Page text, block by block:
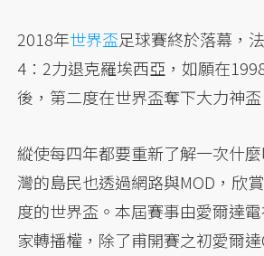
2018年世界盃足球賽終於落幕，
4：2力退克羅埃西亞，如願在
後，第二度在世界盃奪下大力神盃
縱使每四年都要重新了解一次什
灣的島民也透過網路與MOD，欣
度的世界盃。本屆賽事由愛爾達
家轉播權，除了甫開賽之初愛爾